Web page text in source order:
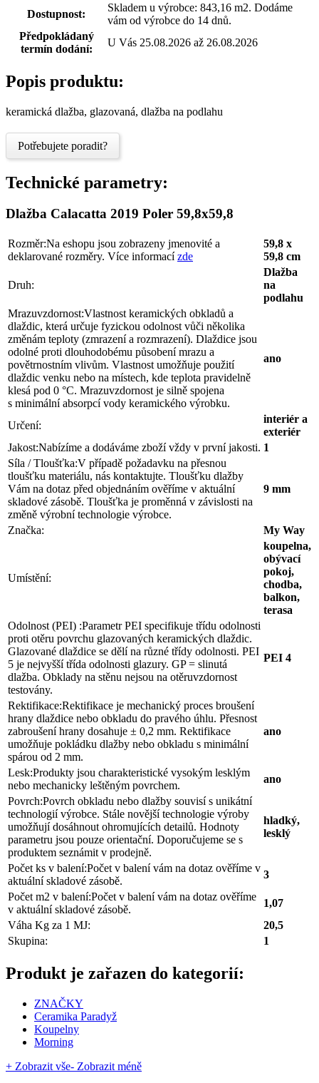
Dostupnost:
Skladem u výrobce: 843,16 m2. Dodáme
vám od výrobce do 14 dnů.
Předpokládaný
termín dodání:
U Vás 25.08.2026 až 26.08.2026
Popis produktu:
keramická dlažba, glazovaná, dlažba na podlahu
Potřebujete poradit?
Technické parametry:
Dlažba Calacatta 2019 Poler 59,8x59,8
Rozměr:Na eshopu jsou zobrazeny jmenovité a
deklarované rozměry. Více informacízde
59,8 x
59,8 cm
Druh:
Dlažba
na
podlahu
Mrazuvzdornost:Vlastnost keramických obkladů a
dlaždic, která určuje fyzickou odolnost vůči několika
změnám teploty (zmrazení a rozmrazení). Dlaždice jsou
odolné proti dlouhodobému působení mrazu a
povětrnostním vlivům. Vlastnost umožňuje použití
dlaždic venku nebo na místech, kde teplota pravidelně
klesá pod 0 °C. Mrazuvzdornost je silně spojena
s minimální absorpcí vody keramického výrobku.
ano
Určení:
interiér a
exteriér
Jakost:Nabízíme a dodáváme zboží vždy v první jakosti. 1
Síla / Tloušťka:V případě požadavku na přesnou
tloušťku materiálu, nás kontaktujte. Tloušťku dlažby
Vám na dotaz před objednáním ověříme v aktuální
skladové zásobě. Tloušťka je proměnná v závislosti na
změně výrobní technologie výrobce.
9 mm
Značka: My Way
Umístění:
koupelna,
obývací
pokoj,
chodba,
balkon,
terasa
Odolnost (PEI) :Parametr PEI specifikuje třídu odolnosti
proti otěru povrchu glazovaných keramických dlaždic.
Glazované dlaždice se dělí na různé třídy odolnosti. PEI
5 je nejvyšší třída odolnosti glazury. GP = slinutá
dlažba. Obklady na stěnu nejsou na otěruvzdornost
testovány.
PEI 4
Rektifikace:Rektifikace je mechanický proces broušení
hrany dlaždice nebo obkladu do pravého úhlu. Přesnost
zabroušení hrany dosahuje ± 0,2 mm. Rektifikace
umožňuje pokládku dlažby nebo obkladu s minimální
spárou od 2 mm.
ano
Lesk:Produkty jsou charakteristické vysokým lesklým
nebo mechanicky leštěným povrchem.
ano
Povrch:Povrch obkladu nebo dlažby souvisí s unikátní
technologií výrobce. Stále novější technologie výroby
umožňují dosáhnout ohromujících detailů. Hodnoty
parametru jsou pouze orientační. Doporučujeme se s
produktem seznámit v prodejně.
hladký,
lesklý
Počet ks v balení:Počet v balení vám na dotaz ověříme v
aktuální skladové zásobě.
3
Počet m2 v balení:Počet v balení vám na dotaz ověříme
v aktuální skladové zásobě.
1,07
Váha Kg za 1 MJ:
20,5
Skupina:
1
Produkt je zařazen do kategorií:
ZNAČKY
Ceramika Paradyž
Koupelny
Morning
+ Zobrazit vše- Zobrazit méně